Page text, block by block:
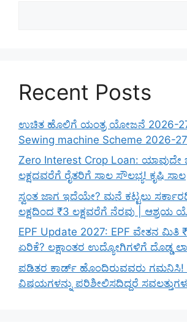
Recent Posts
ಉಚಿತ ಹೊಲಿಗೆ ಯಂತ್ರ ಯೋಜನೆ 2026-
Sewing machine Scheme 2026-27
Zero Interest Crop Loan: ಯಾವುದೇ
ಲಕ್ಷದವರೆಗೆ ರೈತರಿಗೆ ಸಾಲ ಸೌಲಭ್ಯ! ಕೃಷಿ ಸಾಲ
ಸ್ವಂತ ಜಾಗ ಇದೆಯೇ? ಮನೆ ಕಟ್ಟಲು
ಲಕ್ಷದಿಂದ ₹3 ಲಕ್ಷವರೆಗೆ ನೆರವು | ಆಶ್ರಯ
EPF Update 2027: EPF ವೇತನ ಮಿತಿ
ಏರಿಕೆ? ಲಕ್ಷಾಂತರ ಉದ್ಯೋಗಿಗಳಿಗೆ ದೊಡ್ಡ
ಪಡಿತರ ಕಾರ್ಡ್ ಹೊಂದಿರುವವರು
ವಿಷಯಗಳನ್ನು ಪರಿಶೀಲಿಸದಿದ್ದರೆ